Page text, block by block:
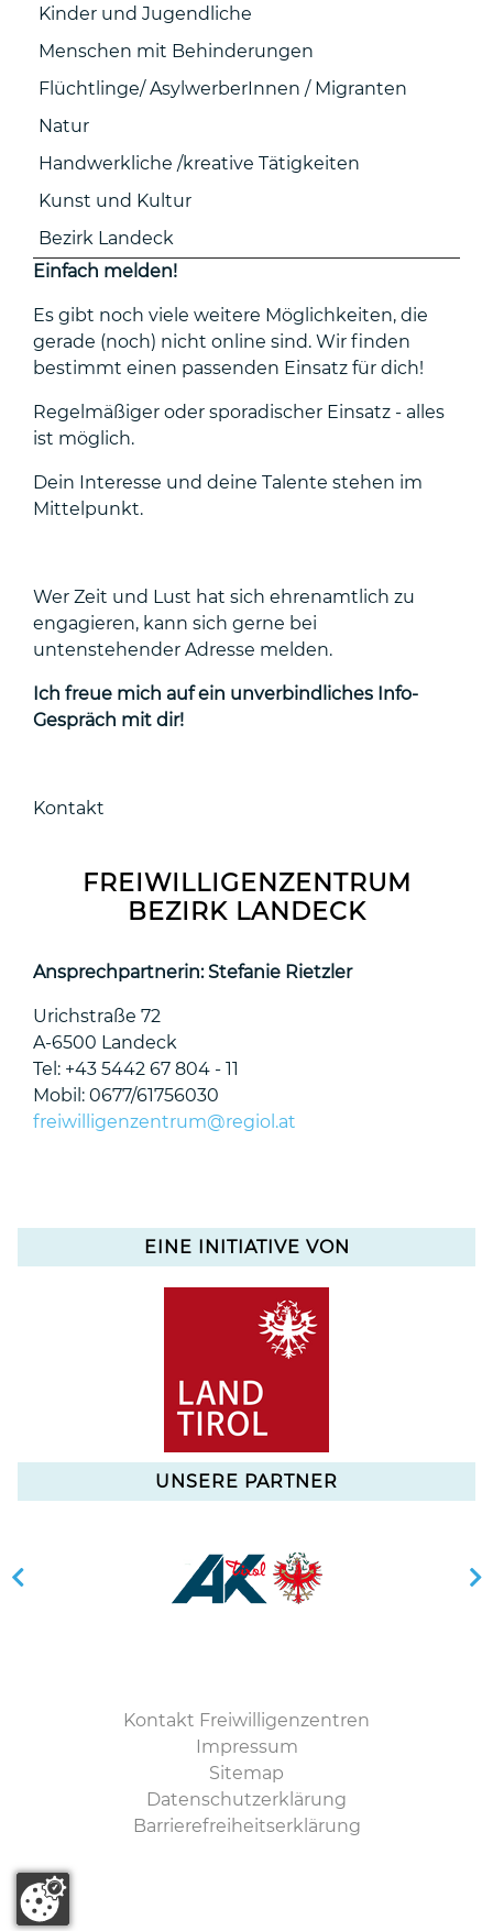
Kinder und Jugendliche
Menschen mit Behinderungen
Flüchtlinge/ AsylwerberInnen / Migranten
Natur
Handwerkliche /kreative Tätigkeiten
Kunst und Kultur
Bezirk Landeck
Einfach melden!
Es gibt noch viele weitere Möglichkeiten, die
gerade (noch) nicht online sind. Wir finden
bestimmt einen passenden Einsatz für dich!
Regelmäßiger oder sporadischer Einsatz - alles
ist möglich.
Dein Interesse und deine Talente stehen im
Mittelpunkt.
Wer Zeit und Lust hat sich ehrenamtlich zu
engagieren, kann sich gerne bei
untenstehender Adresse melden.
Ich freue mich auf ein unverbindliches Info-
Gespräch mit dir!
Kontakt
FREIWILLIGENZENTRUM
BEZIRK LANDECK
Ansprechpartnerin: Stefanie Rietzler
Urichstraße 72
A-6500 Landeck
Tel: +43 5442 67 804 - 11
Mobil: 0677/61756030
freiwilligenzentrum@regiol.at
EINE INITIATIVE VON
UNSERE PARTNER
Kontakt Freiwilligenzentren
Impressum
Sitemap
Datenschutzerklärung
Barrierefreiheitserklärung